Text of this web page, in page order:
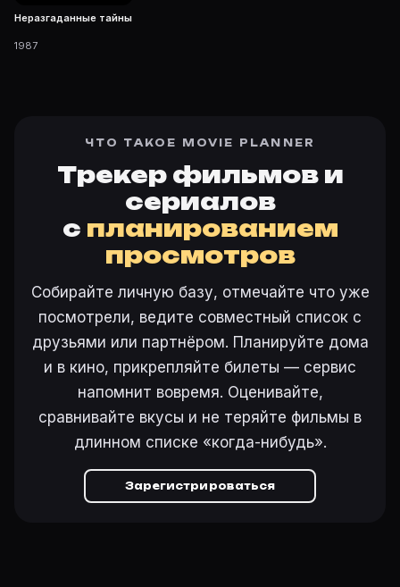
Неразгаданные тайны
1987
ЧТО ТАКОЕ MOVIE PLANNER
Трекер фильмов и
сериалов
с планированием
просмотров
Собирайте личную базу, отмечайте что уже
посмотрели, ведите совместный список с
друзьями или партнёром. Планируйте дома
и в кино, прикрепляйте билеты — сервис
напомнит вовремя. Оценивайте,
сравнивайте вкусы и не теряйте фильмы в
длинном списке «когда-нибудь».
Зарегистрироваться